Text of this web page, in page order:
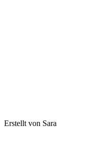
Erstellt von Sara